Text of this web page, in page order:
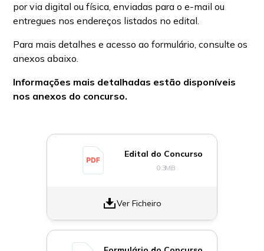
por via digital ou física, enviadas para o e-mail ou
entregues nos endereços listados no edital.
Para mais detalhes e acesso ao formulário, consulte os
anexos abaixo.
Informações mais detalhadas estão disponíveis
nos anexos do concurso.
Edital do Concurso
0.3MB
Ver Ficheiro